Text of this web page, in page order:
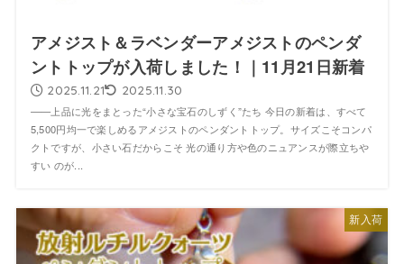
アメジスト＆ラベンダーアメジストのペンダ
ントトップが入荷しました！｜11月21日新着
2025.11.21 2025.11.30
——上品に光をまとった“小さな宝石のしずく”たち 今日の新着は、すべて
5,500円均一で楽しめるアメジストのペンダントトップ。サイズこそコンパ
クトですが、小さい石だからこそ 光の通り方や色のニュアンスが際立ちや
すい のが...
新入荷